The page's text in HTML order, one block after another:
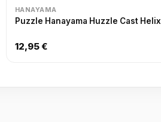
HANAYAMA
Puzzle Hanayama Huzzle Cast Helix
12,95 €